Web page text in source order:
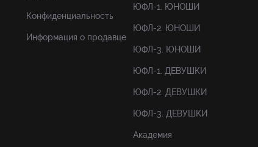
Конфиденциальность
Информация о продавце
ЮФЛ-1. ЮНОШИ
ЮФЛ-2. ЮНОШИ
ЮФЛ-3. ЮНОШИ
ЮФЛ-1. ДЕВУШКИ
ЮФЛ-2. ДЕВУШКИ
ЮФЛ-3. ДЕВУШКИ
Академия